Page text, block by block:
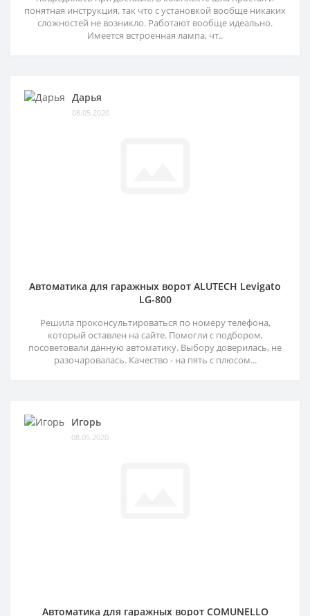
понятная инструкция, так что с установкой вообще никаких
сложностей не возникло. Работают вообще идеально.
Имеется встроенная лампа, чт..
Дарья
08.05.2020
Автоматика для гаражных ворот ALUTECH Levigato
LG-800
Решила проконсультироваться по номеру телефона,
который оставлен на сайте. Помогли с подбором,
посоветовали данную автоматику. Выбору доверилась, не
разочаровалась. Качество - на пять с плюсом...
Игорь
08.05.2020
Автоматика для гаражных ворот COMUNELLO